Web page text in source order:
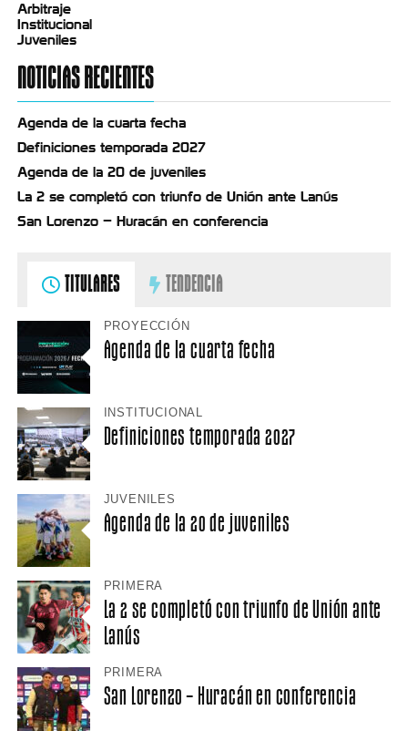
Arbitraje
Institucional
Juveniles
NOTICIAS RECIENTES
Agenda de la cuarta fecha
Definiciones temporada 2027
Agenda de la 20 de juveniles
La 2 se completó con triunfo de Unión ante Lanús
San Lorenzo – Huracán en conferencia
TITULARES TENDENCIA
PROYECCIÓN
Agenda de la cuarta fecha
INSTITUCIONAL
Definiciones temporada 2027
JUVENILES
Agenda de la 20 de juveniles
PRIMERA
La 2 se completó con triunfo de Unión ante
Lanús
PRIMERA
San Lorenzo – Huracán en conferencia